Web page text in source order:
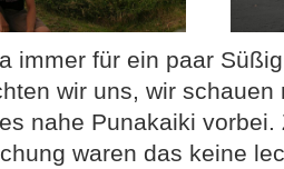
immer für ein paar
wir uns, wir schauen
nahe Punakaiki vorbei.
waren das keine